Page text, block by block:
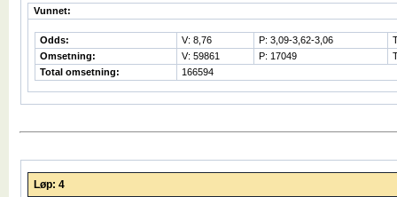
Vunnet:
Odds: V: 8,76 P: 3,09-3,62-3,06
Omsetning:
V: 59861 P: 17049
Total omsetning:
166594
Løp: 4